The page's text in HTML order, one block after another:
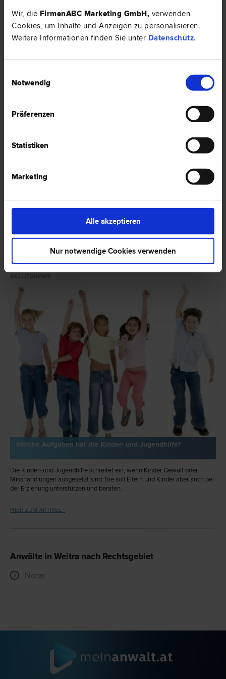
Wir, die FirmenABC Marketing GmbH, verwenden
Cookies, um Inhalte und Anzeigen zu personalisieren.
Weitere Informationen finden Sie unter Datenschutz.
Notwendig
Präferenzen
Statistiken
Marketing
Alle akzeptieren
Nur notwendige Cookies verwenden
HIER ZUM ARTIKEL ›
RECHTSNEWS
HIER ZUM ARTIKEL ›
Welche Aufgaben hat die Kinder- und Jugendhilfe?
Die Kinder- und Jugendhilfe schreitet ein, wenn Kinder Gewalt oder
Misshandlungen ausgesetzt sind. Sie soll Eltern und Kinder aber auch bei
der Erziehung unterstützen und beraten.
HIER ZUM ARTIKEL ›
Anwälte in Weitra nach Rechtsgebiet
Notar